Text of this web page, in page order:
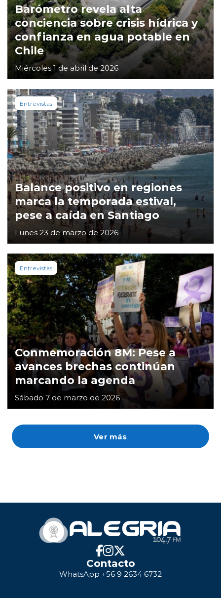
Ver más
Barómetro revela alta
conciencia sobre crisis hídrica y
confianza en agua potable en
Chile
Miércoles 1 de abril de 2026
Entrevistas
Balance positivo en regiones
marca la temporada estival,
pese a caída en Santiago
Lunes 23 de marzo de 2026
Entrevistas
Conmemoración 8M: Pese a
avances brechas continúan
marcando la agenda
Sábado 7 de marzo de 2026
Contacto
WhatsApp +56 9 2634 6732